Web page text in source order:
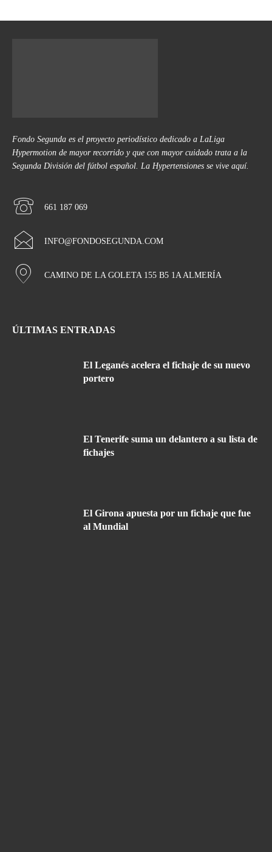
Fondo Segunda es el proyecto periodístico dedicado a LaLiga
Hypermotion de mayor recorrido y que con mayor cuidado trata a la
Segunda División del fútbol español. La Hypertensiones se vive aquí.
661 187 069
INFO@FONDOSEGUNDA.COM
CAMINO DE LA GOLETA 155 B5 1A ALMERÍA
ÚLTIMAS ENTRADAS
El Leganés acelera el fichaje de su nuevo
portero
El Tenerife suma un delantero a su lista de
fichajes
El Girona apuesta por un fichaje que fue
al Mundial